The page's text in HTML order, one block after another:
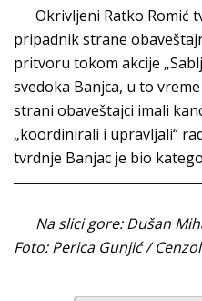
Okrivljeni Ratko Romić
pripadnik strane
pritvoru tokom akcije
svedoka Banjca, u to
strani obaveštajci imali
„koordinirali i upravljali“
tvrdnje Banjac je bio
Na slici gore: Dušan
Foto: Perica Gunjić /